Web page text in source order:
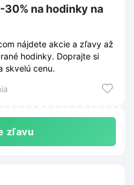
30% na hodinky na
nájdete akcie a zľavy až
hodinky. Doprajte si
skvelú cenu.
zľavu